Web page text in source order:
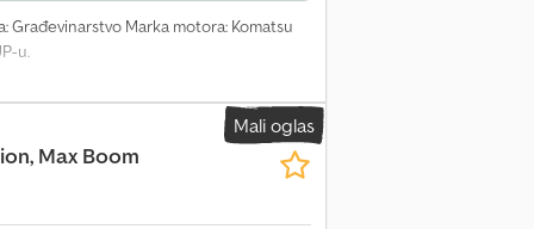
Građevinarstvo Marka motora: Komatsu
u.
Mali oglas
Max Boom